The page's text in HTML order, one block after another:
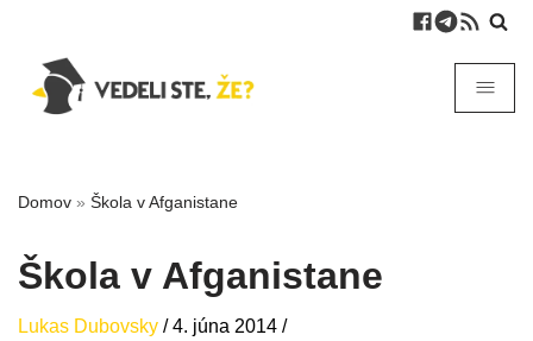
Domov » Škola v Afganistane
Škola v Afganistane
Lukas Dubovsky /4. júna 2014 /